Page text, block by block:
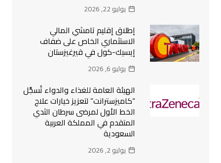
يوليو 22, 2026
إطلاق إقليم تامشي المالي
الاستثماري الخاص على ضفاف
إيسيك-كول في قيرغيزستان
يوليو 6, 2026
الهيئة العامة للغذاء والدواء تُسجِّل
“كاميزسترانت” لتعزيز خيارات علاج
الخط الأول لمرضى سرطان الثدي
المتقدم في المملكة العربية
السعودية
يوليو 2, 2026